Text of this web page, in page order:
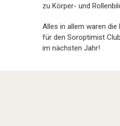
zu Körper- und
Alles in allem waren
für den Soroptimist
im nächsten Jahr!